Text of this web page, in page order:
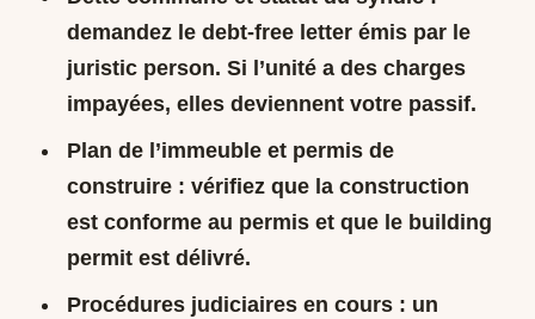
demandez le debt-free letterémis par le
juristic person. Si l’unité a des charges
impayées, elles deviennent votre passif.
Plan de l’immeuble et permis de
construire: vérifiez que la construction
est conforme au permis et que le building
permit est délivré.
Procédures judiciaires en cours: un